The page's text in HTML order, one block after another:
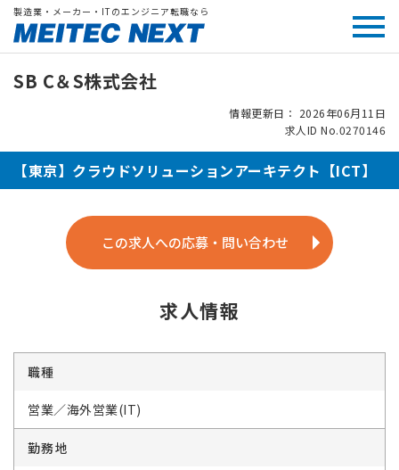
製造業・メーカー・ITのエンジニア転職なら
SB C＆S株式会社
情報更新日： 2026年06月11日
求人ID No.0270146
【東京】クラウドソリューションアーキテクト【ICT】
この求人への応募・問い合わせ
求人情報
職種
営業／海外営業(IT)
勤務地